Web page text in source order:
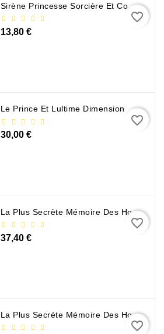
Sirène Princesse Sorcière Et Compagnie
13,80 €
favorite_border
Le Prince Et Lultime Dimension
30,00 €
favorite_border
La Plus Secrète Mémoire Des Hommes - Mohamed Mbougar Sarr
37,40 €
favorite_border
La Plus Secrète Mémoire Des Hommes - Mohamed Mbougar Sarr
favorite_border